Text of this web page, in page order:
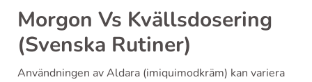
Morgon Vs Kvällsdosering
(Svenska Rutiner)
Användningen av Aldara (imiquimodkräm) kan variera